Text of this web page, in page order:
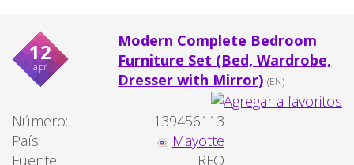
12
apr
Modern Complete Bedroom
Furniture Set (Bed, Wardrobe,
Dresser with Mirror) (EN)
Número:
139456113
País:
Mayotte
Fuente:
RFQ